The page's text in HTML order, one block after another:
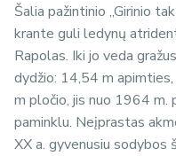
Šalia pažintinio „Girinio
krante guli ledynų
Rapolas. Iki jo veda
dydžio: 14,54 m
m pločio, jis nuo 1964
paminklu. Neįprastas
XX a. gyvenusiu sodybos